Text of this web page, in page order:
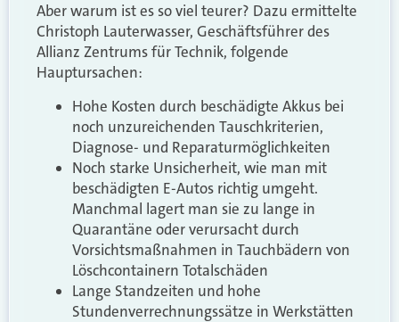
Aber warum ist es so viel teurer? Dazu ermittelte
Christoph Lauterwasser, Geschäftsführer des
Allianz Zentrums für Technik, folgende
Hauptursachen:
Hohe Kosten durch beschädigte Akkus bei
noch unzureichenden Tauschkriterien,
Diagnose- und Reparaturmöglichkeiten
Noch starke Unsicherheit, wie man mit
beschädigten E-Autos richtig umgeht.
Manchmal lagert man sie zu lange in
Quarantäne oder verursacht durch
Vorsichtsmaßnahmen in Tauchbädern von
Löschcontainern Totalschäden
Lange Standzeiten und hohe
Stundenverrechnungssätze in Werkstätten